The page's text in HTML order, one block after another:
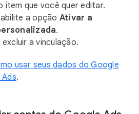
item que você quer editar.
a opção Ativar a
.
a vinculação.
usar seus dados do Google
.